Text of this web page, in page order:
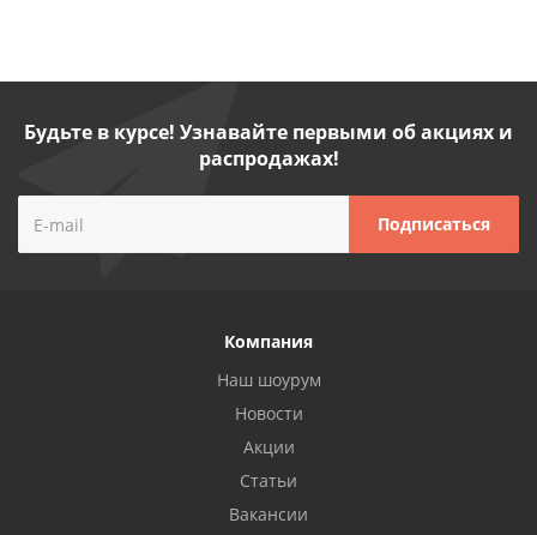
Будьте в курсе! Узнавайте первыми об акциях и
распродажах!
Компания
Наш шоурум
Новости
Акции
Статьи
Вакансии